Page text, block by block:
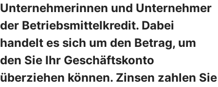
Unternehmerinnen und Unternehmer
der Betriebsmittelkredit. Dabei
handelt es sich um den Betrag, um
den Sie Ihr Geschäftskonto
überziehen können. Zinsen zahlen Sie